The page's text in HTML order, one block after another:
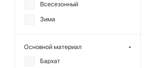
Всесезонный
Зима
Основной материал
Бархат